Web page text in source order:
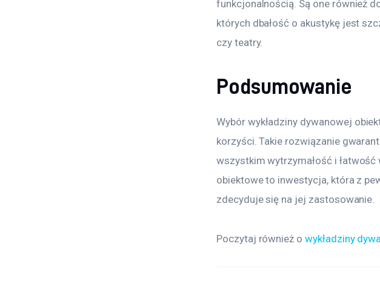
funkcjonalnością. Są one również
których dbałość o akustykę jest
czy teatry.
Podsumowanie
Wybór wykładziny dywanowej
korzyści. Takie rozwiązanie
wszystkim wytrzymałość i
obiektowe to inwestycja, która z
zdecyduje się na jej zastosowanie.
Poczytaj również o wykładziny